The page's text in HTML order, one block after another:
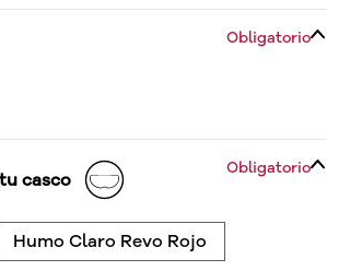
Obligatorio
casco
Obligatorio
Humo Claro Revo Rojo